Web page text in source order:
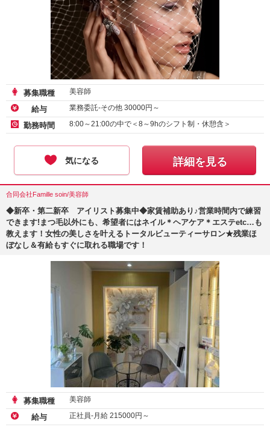
募集職種 美容師
給与 業務委託-その他 30000円～
勤務時間 8:00～21:00の中で＜8～9hのシフト制・休憩含＞
気になる 詳細を見る
合同会社Famille soin/美容師
◆新卒・第二新卒 アイリスト募集中◆家賃補助あり♪営業時間内で練習
できます!まつ毛以外にも、希望者にはネイル＊ヘアケア＊エステetc…も
教えます！女性の美しさを叶えるトータルビューティーサロン★残業ほ
ぼなし＆有給もすぐに取れる職場です！
募集職種 美容師
給与 正社員-月給 215000円～